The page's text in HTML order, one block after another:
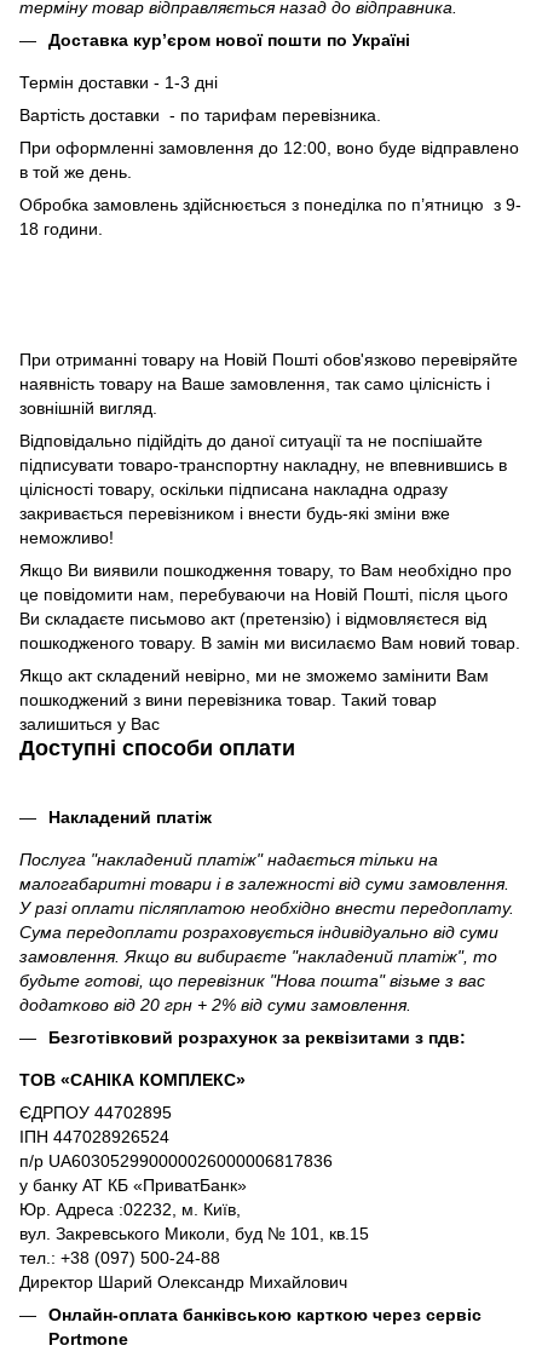
терміну товар відправляється назад до відправника.
Доставка кур’єром нової пошти по Україні
Термін доставки - 1-3 дні
Вартість доставки - по тарифам перевізника.
При оформленні замовлення до 12:00, воно буде відправлено
в той же день.
Обробка замовлень здійснюється з понеділка по п’ятницю з 9-
18 години.
При отриманні товару на Новій Пошті обов'язково перевіряйте
наявність товару на Ваше замовлення, так само цілісність і
зовнішній вигляд.
Відповідально підійдіть до даної ситуації та не поспішайте
підписувати товаро-транспортну накладну, не впевнившись в
цілісності товару, оскільки підписана накладна одразу
закривається перевізником і внести будь-які зміни вже
неможливо!
Якщо Ви виявили пошкодження товару, то Вам необхідно про
це повідомити нам, перебуваючи на Новій Пошті, після цього
Ви складаєте письмово акт (претензію) і відмовляєтеся від
пошкодженого товару. В замін ми висилаємо Вам новий товар.
Якщо акт складений невірно, ми не зможемо замінити Вам
пошкоджений з вини перевізника товар. Такий товар
залишиться у Вас
Доступні способи оплати
Накладений платіж
Послуга "накладений платіж" надається тільки на
малогабаритні товари і в залежності від суми замовлення.
У разі оплати післяплатою необхідно внести передоплату.
Сума передоплати розраховується індивідуально від суми
замовлення. Якщо ви вибираєте "накладений платіж", то
будьте готові, що перевізник "Нова пошта" візьме з вас
додатково від 20 грн + 2% від суми замовлення.
Безготівковий розрахунок за реквізитами з пдв:
ТОВ «САНІКА КОМПЛЕКС»
ЄДРПОУ 44702895
ІПН 447028926524
п/р UA603052990000026000006817836
у банку АТ КБ «ПриватБанк»
Юр. Адреса :02232, м. Київ,
вул. Закревського Миколи, буд № 101, кв.15
тел.: +38 (097) 500-24-88
Директор Шарий Олександр Михайлович
Онлайн-оплата банківською карткою через сервіс
Portmone